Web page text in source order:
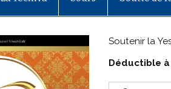
Soutenir la
Déductible